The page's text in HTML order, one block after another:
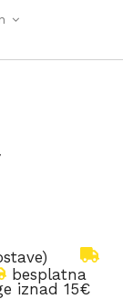
besplatna
iznad 15€